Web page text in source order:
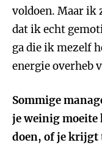
voldoen. Maar ik
dat ik echt
ga die ik mezelf
energie overheb
Sommige
je weinig moeite
doen, of je krijgt